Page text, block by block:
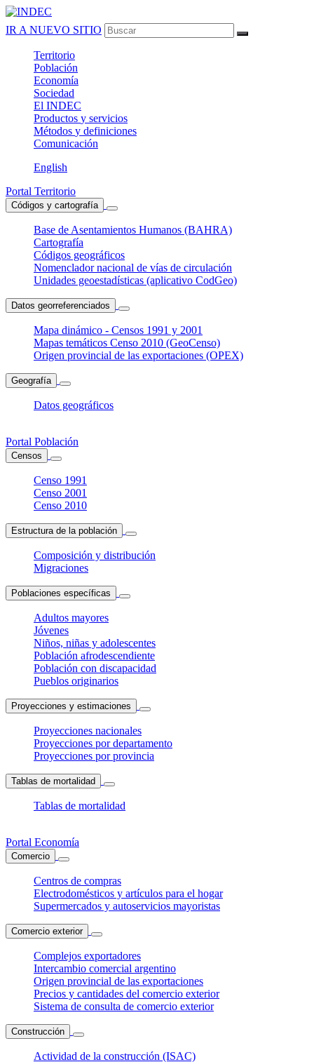
IR A NUEVO SITIO
Territorio
Población
Economía
Sociedad
El INDEC
Productos y servicios
Métodos y definiciones
Comunicación
English
Portal Territorio
Códigos y cartografía
Base de Asentamientos Humanos (BAHRA)
Cartografía
Códigos geográficos
Nomenclador nacional de vías de circulación
Unidades geoestadísticas (aplicativo CodGeo)
Datos georreferenciados
Mapa dinámico - Censos 1991 y 2001
Mapas temáticos Censo 2010 (GeoCenso)
Origen provincial de las exportaciones (OPEX)
Geografía
Datos geográficos
Portal Población
Censos
Censo 1991
Censo 2001
Censo 2010
Estructura de la población
Composición y distribución
Migraciones
Poblaciones específicas
Adultos mayores
Jóvenes
Niños, niñas y adolescentes
Población afrodescendiente
Población con discapacidad
Pueblos originarios
Proyecciones y estimaciones
Proyecciones nacionales
Proyecciones por departamento
Proyecciones por provincia
Tablas de mortalidad
Tablas de mortalidad
Portal Economía
Comercio
Centros de compras
Electrodomésticos y artículos para el hogar
Supermercados y autoservicios mayoristas
Comercio exterior
Complejos exportadores
Intercambio comercial argentino
Origen provincial de las exportaciones
Precios y cantidades del comercio exterior
Sistema de consulta de comercio exterior
Construcción
Actividad de la construcción (ISAC)